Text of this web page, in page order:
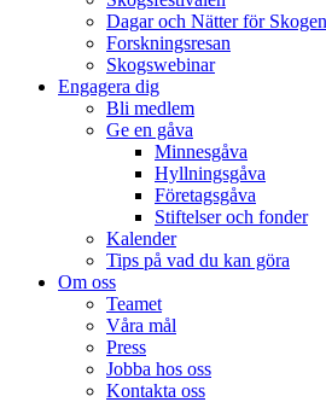
Dagar och Nätter för Skogen
Forskningsresan
Skogswebinar
Engagera dig
Bli medlem
Ge en gåva
Minnesgåva
Hyllningsgåva
Företagsgåva
Stiftelser och fonder
Kalender
Tips på vad du kan göra
Om oss
Teamet
Våra mål​
Press
Jobba hos oss
Kontakta oss